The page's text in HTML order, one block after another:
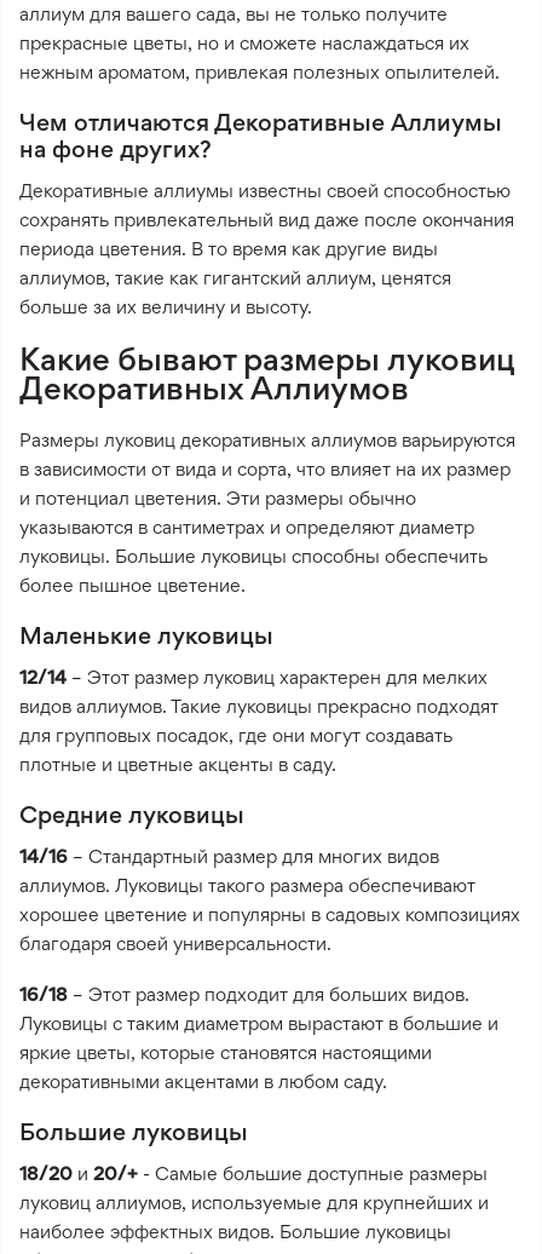
аллиум для вашего сада, вы не только получите
прекрасные цветы, но и сможете наслаждаться их
нежным ароматом, привлекая полезных опылителей.
Чем отличаются Декоративные Аллиумы
на фоне других?
Декоративные аллиумы известны своей способностью
сохранять привлекательный вид даже после окончания
периода цветения. В то время как другие виды
аллиумов, такие как гигантский аллиум, ценятся
больше за их величину и высоту.
Какие бывают размеры луковиц
Декоративных Аллиумов
Размеры луковиц декоративных аллиумов варьируются
в зависимости от вида и сорта, что влияет на их размер
и потенциал цветения. Эти размеры обычно
указываются в сантиметрах и определяют диаметр
луковицы. Большие луковицы способны обеспечить
более пышное цветение.
Маленькие луковицы
12/14 – Этот размер луковиц характерен для мелких
видов аллиумов. Такие луковицы прекрасно подходят
для групповых посадок, где они могут создавать
плотные и цветные акценты в саду.
Средние луковицы
14/16 – Стандартный размер для многих видов
аллиумов. Луковицы такого размера обеспечивают
хорошее цветение и популярны в садовых композициях
благодаря своей универсальности.
16/18 – Этот размер подходит для больших видов.
Луковицы с таким диаметром вырастают в большие и
яркие цветы, которые становятся настоящими
декоративными акцентами в любом саду.
Большие луковицы
18/20 и 20/+ - Самые большие доступные размеры
луковиц аллиумов, используемые для крупнейших и
наиболее эффектных видов. Большие луковицы